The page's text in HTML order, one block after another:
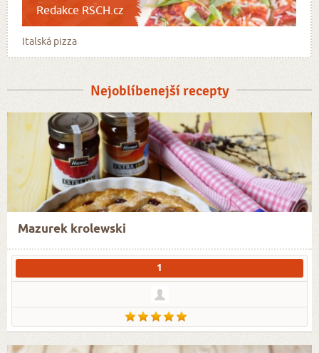
Redakce RSCH.cz
Italská pizza
Nejoblíbenejší recepty
Mazurek krolewski
1